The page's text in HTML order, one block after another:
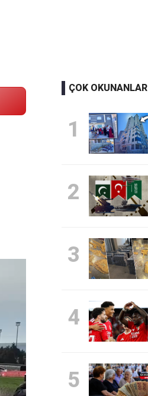
ÇOK OKUNANLAR
1
2
3
4
5